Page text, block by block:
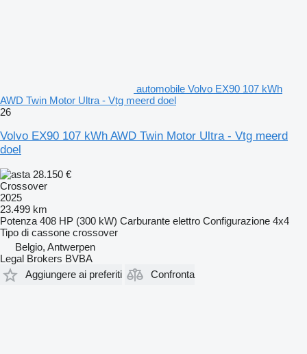
automobile Volvo EX90 107 kWh
AWD Twin Motor Ultra - Vtg meerd doel
26
Volvo EX90 107 kWh AWD Twin Motor Ultra - Vtg meerd
doel
28.150 €
Crossover
2025
23.499 km
Potenza 408 HP (300 kW) Carburante elettro Configurazione 4x4
Tipo di cassone crossover
Belgio, Antwerpen
Legal Brokers BVBA
Aggiungere ai preferiti
Confronta